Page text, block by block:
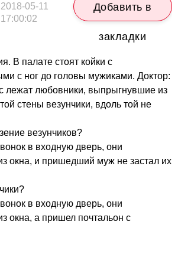
2018-05-11
17:00:02
Добавить в
закладки
В палате стоят койки с
с ног до головы мужиками. Доктор:
лежат любовники, выпрыгнувшие из
стены везунчики, вдоль той не
везунчиков?
в входную дверь, они
окна, и пришедший муж не застал их
в входную дверь, они
окна, а пришел почтальон с